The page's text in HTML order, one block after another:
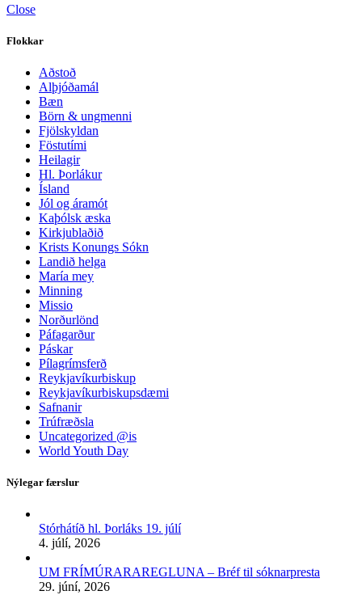
Close
Flokkar
Aðstoð
Alþjóðamál
Bæn
Börn & ungmenni
Fjölskyldan
Föstutími
Heilagir
Hl. Þorlákur
Ísland
Jól og áramót
Kaþólsk æska
Kirkjublaðið
Krists Konungs Sókn
Landið helga
María mey
Minning
Missio
Norðurlönd
Páfagarður
Páskar
Pílagrímsferð
Reykjavíkurbiskup
Reykjavíkurbiskupsdæmi
Safnanir
Trúfræðsla
Uncategorized @is
World Youth Day
Nýlegar færslur
Stórhátíð hl. Þorláks 19. júlí
4. júlí, 2026
UM FRÍMÚRARAREGLUNA – Bréf til sóknarpresta
29. júní, 2026